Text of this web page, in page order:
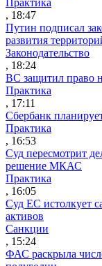
, 18:47
Путин подписал
развития
Законодательство
, 18:24
ВС защитил право
Практика
, 17:11
Сбербанк
Практика
, 16:53
Суд пересмотрит
решение МКАС
Практика
, 16:05
Суд ЕС истолкует
активов
Санкции
, 15:24
ФАС раскрыла